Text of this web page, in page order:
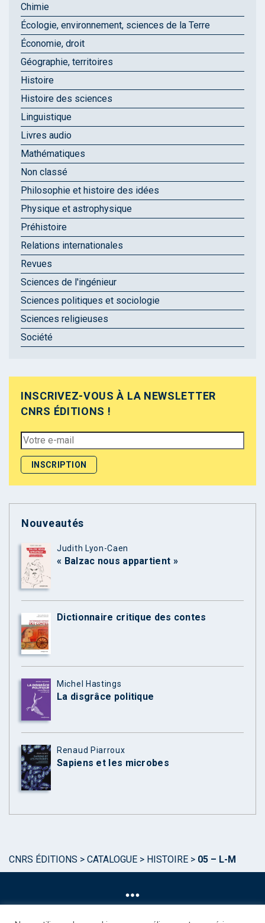
Chimie
Écologie, environnement, sciences de la Terre
Économie, droit
Géographie, territoires
Histoire
Histoire des sciences
Linguistique
Livres audio
Mathématiques
Non classé
Philosophie et histoire des idées
Physique et astrophysique
Préhistoire
Relations internationales
Revues
Sciences de l'ingénieur
Sciences politiques et sociologie
Sciences religieuses
Société
INSCRIVEZ-VOUS À LA NEWSLETTER
CNRS ÉDITIONS !
Nouveautés
Judith Lyon-Caen
« Balzac nous appartient »
Dictionnaire critique des contes
Michel Hastings
La disgrâce politique
Renaud Piarroux
Sapiens et les microbes
CNRS ÉDITIONS > CATALOGUE > HISTOIRE > 05 – L-M